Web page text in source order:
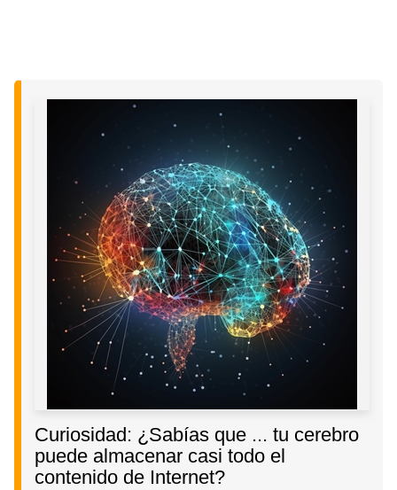
Curiosidad: ¿Sabías que ... tu cerebro
puede almacenar casi todo el
contenido de Internet?